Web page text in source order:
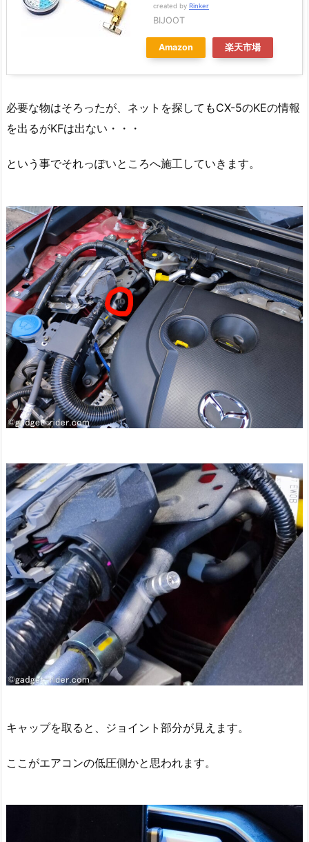
created by Rinker
BIJOOT
Amazon 楽天市場
必要な物はそろったが、ネットを探してもCX-5のKEの情報
を出るがKFは出ない・・・
という事でそれっぽいところへ施工していきます。
キャップを取ると、ジョイント部分が見えます。
ここがエアコンの低圧側かと思われます。